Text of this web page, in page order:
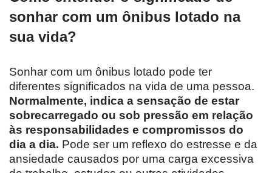
sonhar com um ônibus lotado na
sua vida?
Sonhar com um ônibus lotado pode ter
diferentes significados na vida de uma pessoa.
Normalmente, indica a sensação de estar
sobrecarregado ou sob pressão em relação
às responsabilidades e compromissos do
dia a dia. Pode ser um reflexo do estresse e da
ansiedade causados por uma carga excessiva